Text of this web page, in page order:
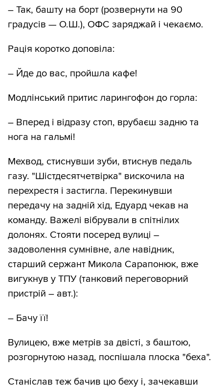
– Так, башту на борт (розвернути на 90
градусів — О.Ш.), ОФС заряджай і чекаємо.
Рація коротко доповіла:
– Йде до вас, пройшла кафе!
Модлінський притис ларингофон до горла:
– Вперед і відразу стоп, врубаєш задню та
нога на гальмі!
Мехвод, стиснувши зуби, втиснув педаль
газу. "Шістдесятчетвірка" вискочила на
перехрестя і застигла. Перекинувши
передачу на задній хід, Едуард чекав на
команду. Важелі вібрували в спітнілих
долонях. Стояти посеред вулиці –
задоволення сумнівне, але навідник,
старший сержант Микола Сарапонюк, вже
вигукнув у ТПУ (танковий переговорний
пристрій – авт.):
– Бачу її!
Вулицею, вже метрів за двісті, з баштою,
розгорнутою назад, поспішала плоска "беха".
Станіслав теж бачив цю беху і, зачекавши